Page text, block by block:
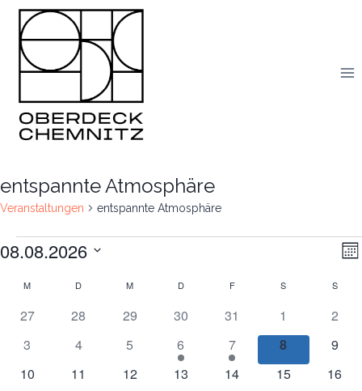
Skip
content
entspannte Atmosphäre
Veranstaltungen entspannte Atmosphäre
Veranstaltungen
08.08.2026
Kalender
von
M D DIENSTAGM MITTWOCHDDONNERSTAG
FFREITAG S S
0
27
0
28
0
29
0
Veranstaltungen
30
0
Veranstaltungen
31
0
1
0
2
0
3
0
4
0
Veranstaltungen
5
1
Veranstaltung
6
1
Veranstaltung
7
0
8
0
9
0
10
0
11
0
12
0
13
0
14
0
15
0
16